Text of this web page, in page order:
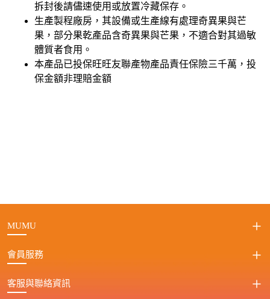
拆封後請儘速使用或放置冷藏保存。
生產製程廠房，其設備或生產線有處理奇異果與芒
果，部分果乾產品含奇異果與芒果，不適合對其過敏
體質者食用。
本產品已投保旺旺友聯產物產品責任保險三千萬，投
保金額非理賠金額
MUMU
會員服務
客服與聯絡資訊